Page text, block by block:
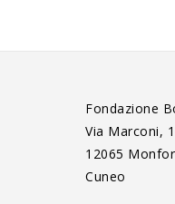
Fondazione
Via Marconi,
12065
Cuneo